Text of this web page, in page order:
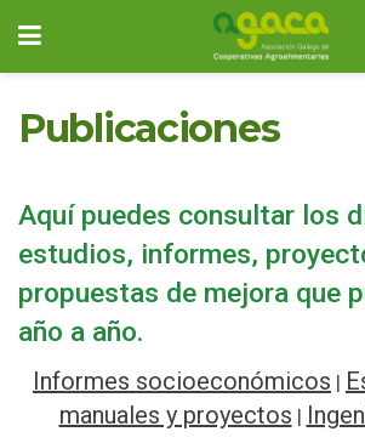
Publicaciones
Aquí puedes consultar los
estudios, informes,
propuestas de mejora que
año a año.
Informes socioeconómicos |
manuales y proyectos |